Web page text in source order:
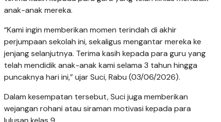
anak-anak mereka.
“Kami ingin memberikan momen terindah di akhir
perjumpaan sekolah ini, sekaligus mengantar mereka ke
jenjang selanjutnya. Terima kasih kepada para guru yang
telah mendidik anak-anak kami selama 3 tahun hingga
puncaknya hari ini,” ujar Suci, Rabu (03/06/2026).
Dalam kesempatan tersebut, Suci juga memberikan
wejangan rohani atau siraman motivasi kepada para